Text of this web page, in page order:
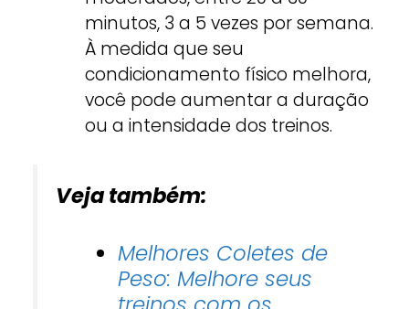
minutos, 3 a 5 vezes por semana.
À medida que seu
condicionamento físico melhora,
você pode aumentar a duração
ou a intensidade dos treinos.
Veja também:
Melhores Coletes de
Peso: Melhore seus